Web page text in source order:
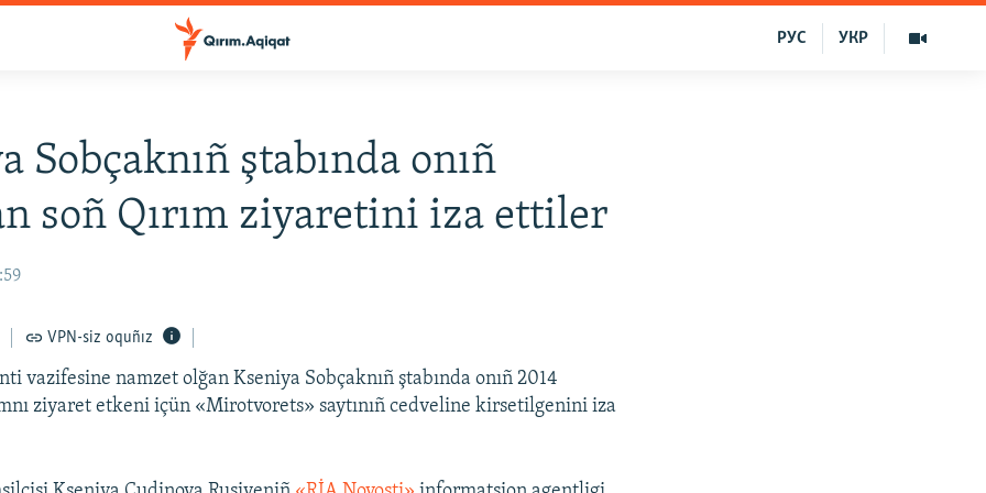
УКР
РУС
Sobçaknıñ ştabında onıñ
soñ Qırım ziyaretini iza ettiler
VPN-siz oquñız
vazifesine namzet olğan Kseniya Sobçaknıñ ştabında onıñ 2014
ziyaret etkeni içün «Mirotvorets» saytınıñ cedveline kirsetilgenini iza